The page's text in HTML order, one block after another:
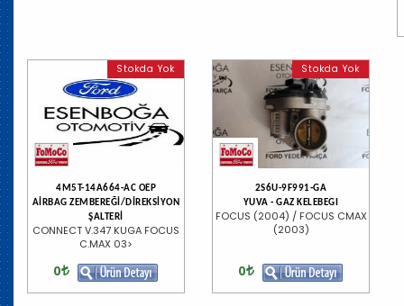
Stokda Yok
4M5T-14A664-AC OEP
AİRBAG ZEMBEREĞİ/DİREKSİYON
ŞALTERİ
CONNECT V.347 KUGA FOCUS
C.MAX 03>
0
Stokda Yok
2S6U-9F991-GA
YUVA - GAZ KELEBEGI
FOCUS (2004) / FOCUS CMAX
(2003)
0